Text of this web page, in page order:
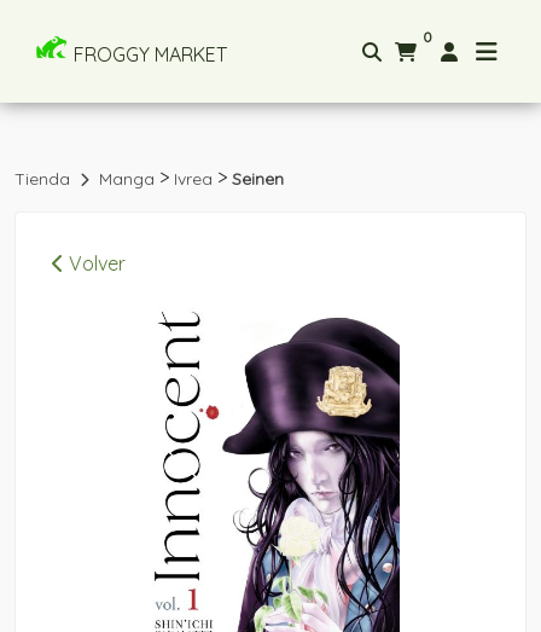
FROGGY MARKET
0
Tienda Manga > Ivrea > Seinen
Volver